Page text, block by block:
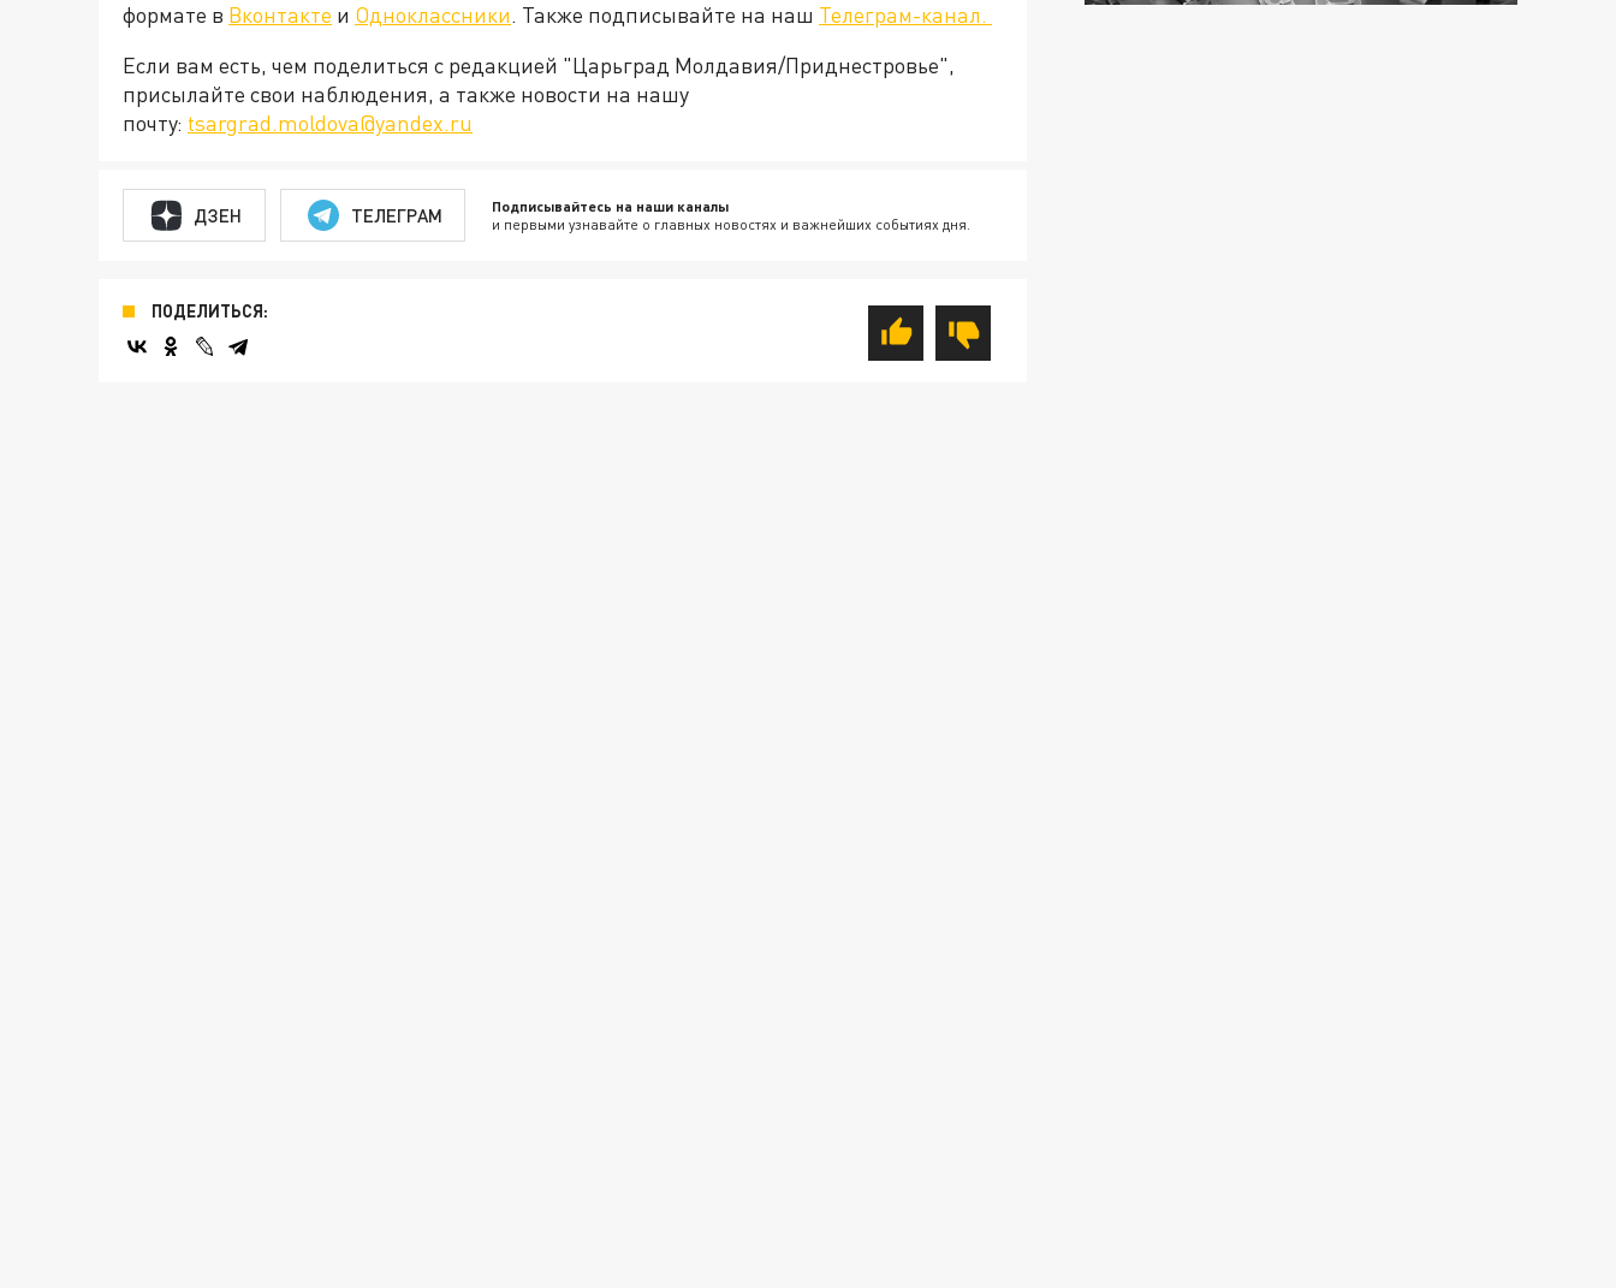
формате в Вконтакте и Одноклассники. Также подписывайте на наш Телеграм-канал.
Если вам есть, чем поделиться с редакцией "Царьград Молдавия/Приднестровье",
присылайте свои наблюдения, а также новости на нашу
почту: tsargrad.moldova@yandex.ru
ДЗЕН ТЕЛЕГРАМ Подписывайтесь на наши каналы
и первыми узнавайте о главных новостях и важнейших событиях дня.
ПОДЕЛИТЬСЯ: